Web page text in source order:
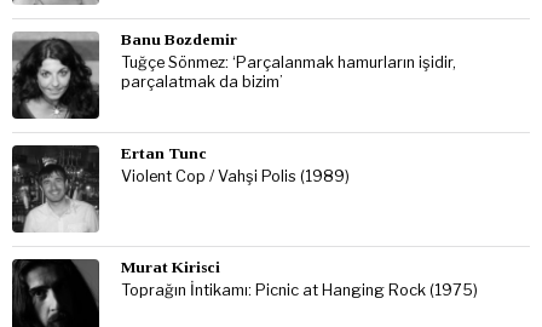
Banu Bozdemir
Tuğçe Sönmez: ‘Parçalanmak hamurların işidir,
parçalatmak da bizim’
Ertan Tunc
Violent Cop / Vahşi Polis (1989)
Murat Kirisci
Toprağın İntikamı: Picnic at Hanging Rock (1975)